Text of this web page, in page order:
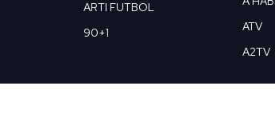
ARTI FUTBOL
90+1
ATV
A2TV